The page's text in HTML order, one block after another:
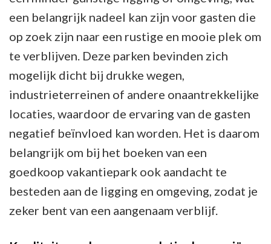
een belangrijk nadeel kan zijn voor gasten die
op zoek zijn naar een rustige en mooie plek om
te verblijven. Deze parken bevinden zich
mogelijk dicht bij drukke wegen,
industrieterreinen of andere onaantrekkelijke
locaties, waardoor de ervaring van de gasten
negatief beïnvloed kan worden. Het is daarom
belangrijk om bij het boeken van een
goedkoop vakantiepark ook aandacht te
besteden aan de ligging en omgeving, zodat je
zeker bent van een aangenaam verblijf.